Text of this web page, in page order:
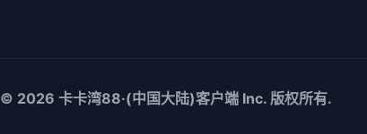
© 2026 卡卡湾88·(中国大陆)客户端 Inc. 版权所有.